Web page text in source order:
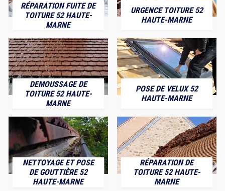
RÉPARATION FUITE DE
TOITURE 52 HAUTE-
MARNE
URGENCE TOITURE 52
HAUTE-MARNE
DEMOUSSAGE DE
TOITURE 52 HAUTE-
MARNE
POSE DE VELUX 52
HAUTE-MARNE
NETTOYAGE ET POSE
DE GOUTTIÈRE 52
HAUTE-MARNE
RÉPARATION DE
TOITURE 52 HAUTE-
MARNE